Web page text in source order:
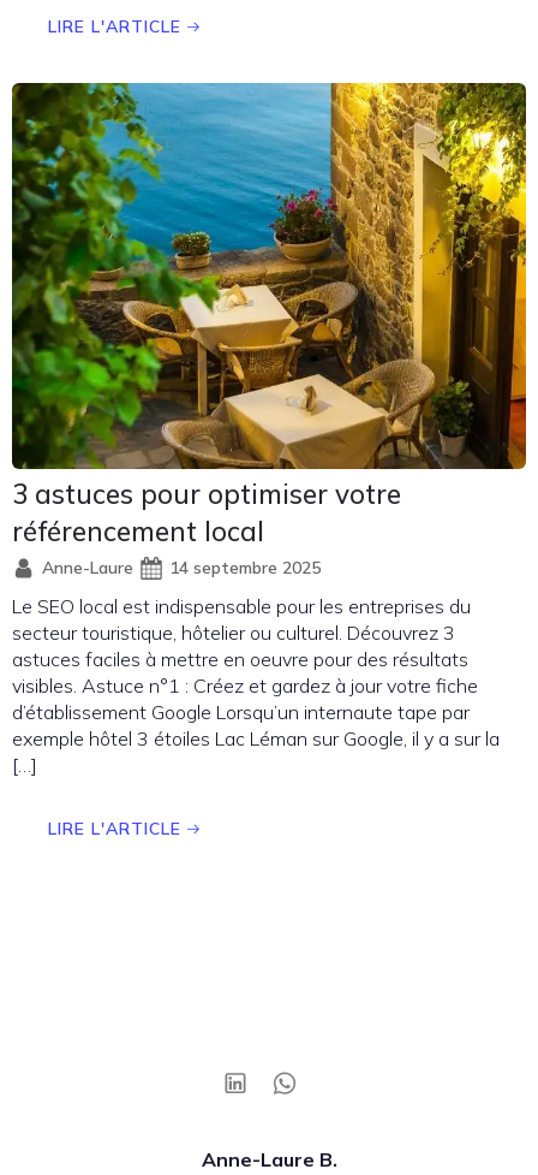
LIRE L'ARTICLE
3 astuces pour optimiser votre
référencement local
Anne-Laure 14 septembre 2025
Le SEO local est indispensable pour les entreprises du
secteur touristique, hôtelier ou culturel. Découvrez 3
astuces faciles à mettre en oeuvre pour des résultats
visibles. Astuce n°1 : Créez et gardez à jour votre fiche
d’établissement Google Lorsqu’un internaute tape par
exemple hôtel 3 étoiles Lac Léman sur Google, il y a sur la
[…]
LIRE L'ARTICLE
Anne-Laure B.